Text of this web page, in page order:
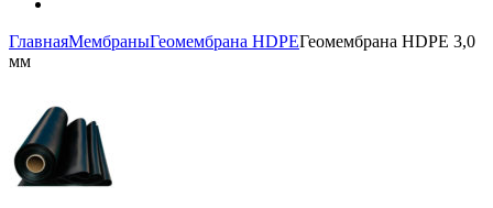
ГлавнаяМембраныГеомембрана HDPEГеомембрана HDPE 3,0
мм